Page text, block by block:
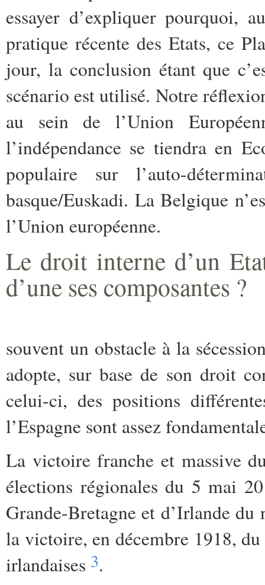
essayer d’expliquer pourquoi,
pratique récente des Etats, ce
jour, la conclusion étant que
scénario est utilisé. Notre
au sein de l’Union
l’indépendance se tiendra en
populaire sur l’auto-
basque/Euskadi. La Belgique
l’Union européenne.
Le droit interne d’un
d’une ses composantes ?
souvent un obstacle à la
adopte, sur base de son droit
celui-ci, des positions
l’Espagne sont assez
La victoire franche et massive
élections régionales du 5 mai
Grande-Bretagne et d’Irlande
la victoire, en décembre 1918,
irlandaises 3.